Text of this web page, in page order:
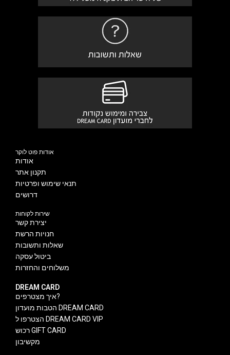
אודות פוט לוקר
אודות
תקנון אתר
תנאי שימוש ופרטיות
דרושים
שירות לקוחות
יצירת קשר
חנויות הרשת
שאלות ותשובות
ביטול עסקה
משלוחים והחזרות
DREAM CARD
איך מצטרפים?
הטבות מועדון DREAM CARD
הצטרפו ל DREAM CARD VIP
רכוש GIFT CARD
מקשיבון